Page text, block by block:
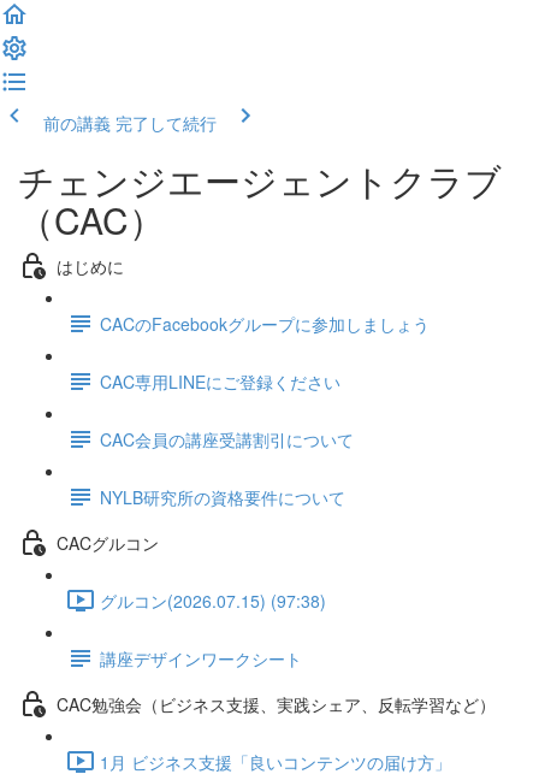
前の講義 完了して続行
チェンジエージェントクラブ
（CAC）
はじめに
CACのFacebookグループに参加しましょう
CAC専用LINEにご登録ください
CAC会員の講座受講割引について
NYLB研究所の資格要件について
CACグルコン
グルコン(2026.07.15) (97:38)
講座デザインワークシート
CAC勉強会（ビジネス支援、実践シェア、反転学習など）
1月 ビジネス支援「良いコンテンツの届け方」